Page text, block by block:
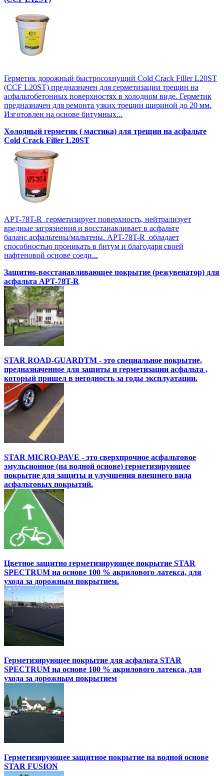
Герметик дорожный быстросохнущий Cold Crack Filler L20SТ
(CCF L20SТ) предназначен для герметизации трещин на
асфальтобетонных поверхностях в холодном виде. Герметик
предназначен для ремонта узких трещин шириной до 20 мм.
Изготовлен на основе битумных...
Холодный герметик ( мастика) для трещин на асфальте
Cold Crack Filler L20SТ
APT-78T-R герметизирует поверхность, нейтрализует
вредные загрязнения и восстанавливает в асфальте
баланс асфальтены/мальтены. APT-78T-R обладает
способностью проникать в битум и благодаря своей
нафтеновой основе соеди...
Защитно-восстанавливающее покрытие (режувенатор) для
асфальта APT-78T-R
STAR ROAD-GUARDTM - это специальное покрытие,
предназначенное для защиты и герметизации асфальта ,
который пришел в негодность за годы эксплуатации.
STAR MICRO-PAVE - это сверхпрочное асфальтовое
эмульсионное (на водной основе) герметизирующее
покрытие для защиты и улучшения внешнего вида
асфальтовых покрытий.
Цветное защитно герметизирующее покрытие STAR
SPECTRUM на основе 100 % акрилового латекса, для
ухода за дорожным покрытием.
Герметизирующее покрытие для асфальта STAR
SPECTRUM на основе 100 % акрилового латекса, для
ухода за дорожным покрытием
Герметизирующее защитное покрытие на водной основе
STAR FUSION